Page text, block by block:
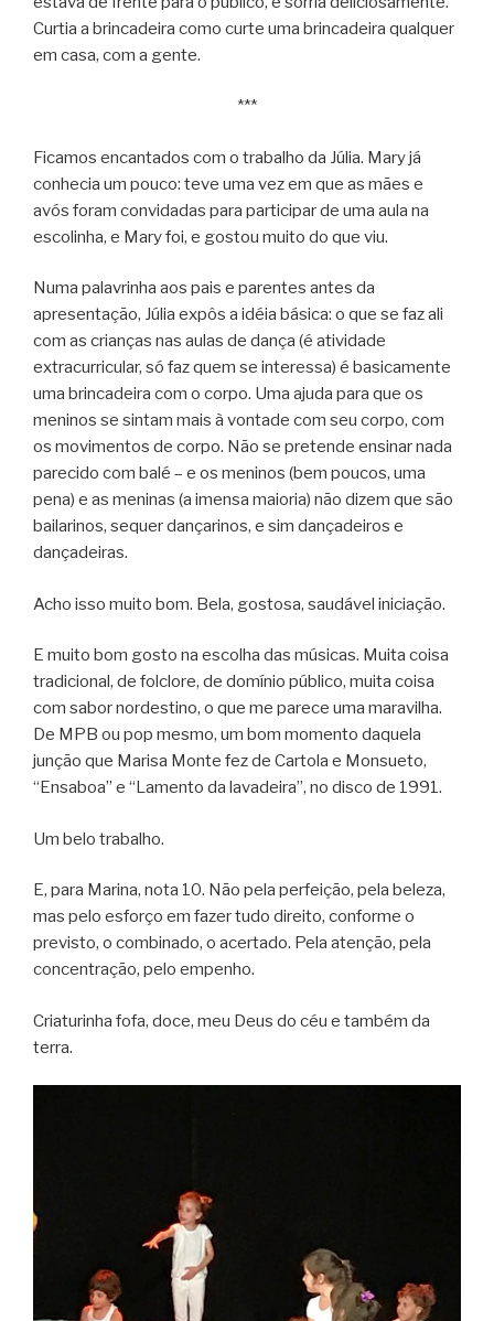
Curtia a brincadeira como curte uma brincadeira qualquer
em casa, com a gente.
***
Ficamos encantados com o trabalho da Júlia. Mary já
conhecia um pouco: teve uma vez em que as mães e
avós foram convidadas para participar de uma aula na
escolinha, e Mary foi, e gostou muito do que viu.
Numa palavrinha aos pais e parentes antes da
apresentação, Júlia expôs a idéia básica: o que se faz ali
com as crianças nas aulas de dança (é atividade
extracurricular, só faz quem se interessa) é basicamente
uma brincadeira com o corpo. Uma ajuda para que os
meninos se sintam mais à vontade com seu corpo, com
os movimentos de corpo. Não se pretende ensinar nada
parecido com balé – e os meninos (bem poucos, uma
pena) e as meninas (a imensa maioria) não dizem que são
bailarinos, sequer dançarinos, e sim dançadeiros e
dançadeiras.
Acho isso muito bom. Bela, gostosa, saudável iniciação.
E muito bom gosto na escolha das músicas. Muita coisa
tradicional, de folclore, de domínio público, muita coisa
com sabor nordestino, o que me parece uma maravilha.
De MPB ou pop mesmo, um bom momento daquela
junção que Marisa Monte fez de Cartola e Monsueto,
“Ensaboa” e “Lamento da lavadeira”, no disco de 1991.
Um belo trabalho.
E, para Marina, nota 10. Não pela perfeição, pela beleza,
mas pelo esforço em fazer tudo direito, conforme o
previsto, o combinado, o acertado. Pela atenção, pela
concentração, pelo empenho.
Criaturinha fofa, doce, meu Deus do céu e também da
terra.